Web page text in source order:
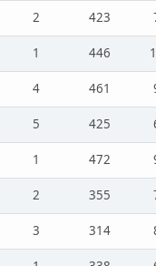
2 423
1 446
4 461
5 425
1 472
2 355
3 314